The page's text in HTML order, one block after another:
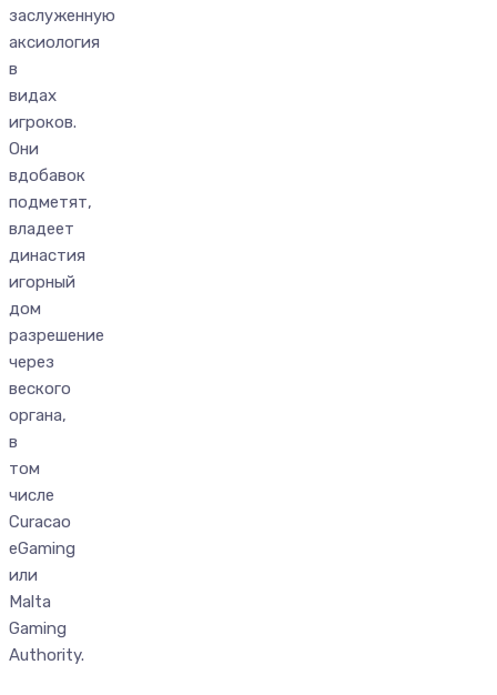
заслуженную
аксиология
в
видах
игроков.
Они
вдобавок
подметят,
владеет
династия
игорный
дом
разрешение
через
веского
органа,
в
том
числе
Curacao
eGaming
или
Malta
Gaming
Authority.